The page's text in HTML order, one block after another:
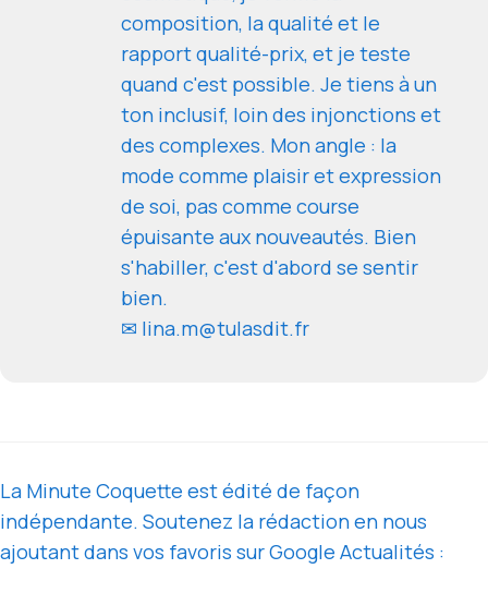
composition, la qualité et le
rapport qualité-prix, et je teste
quand c'est possible. Je tiens à un
ton inclusif, loin des injonctions et
des complexes. Mon angle : la
mode comme plaisir et expression
de soi, pas comme course
épuisante aux nouveautés. Bien
s'habiller, c'est d'abord se sentir
bien.
✉ lina.m@tulasdit.fr
La Minute Coquette est édité de façon
indépendante. Soutenez la rédaction en nous
ajoutant dans vos favoris sur Google Actualités :